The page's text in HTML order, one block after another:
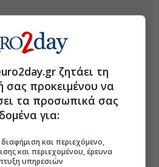
ζητάει τη
σας προκειμένου να
τα προσωπικά σας
για:
και περιεχόμενο,
και περιεχομένου, έρευνα
υπηρεσιών